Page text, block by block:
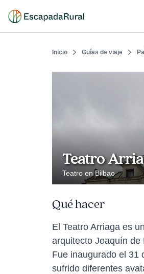
Inicio Guías de viaje
Teatro
Teatro en Bilbao
Qué hacer
El Teatro Arriaga es
arquitecto Joaquín de
Fue inaugurado el 31
sufrido diferentes